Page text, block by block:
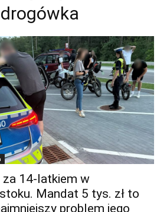
za 14-latkiem w
Mandat 5 tys. zł to
problem jego